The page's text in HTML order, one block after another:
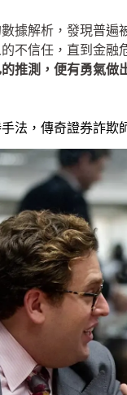
據解析，發現普
不信任，直到金融
推測，便有勇氣做
法，傳奇證券詐欺